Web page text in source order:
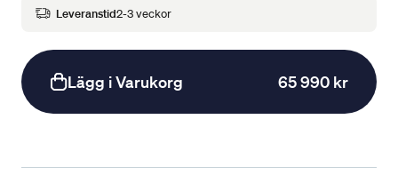
Leveranstid2-3 veckor
Lägg i Varukorg 65 990 kr